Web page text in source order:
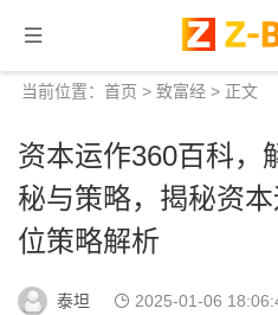
当前位置： 首页 > 致富经 > 正文
资本运作360百科，
秘与策略，揭秘资
位策略解析
泰坦 2025-01-06